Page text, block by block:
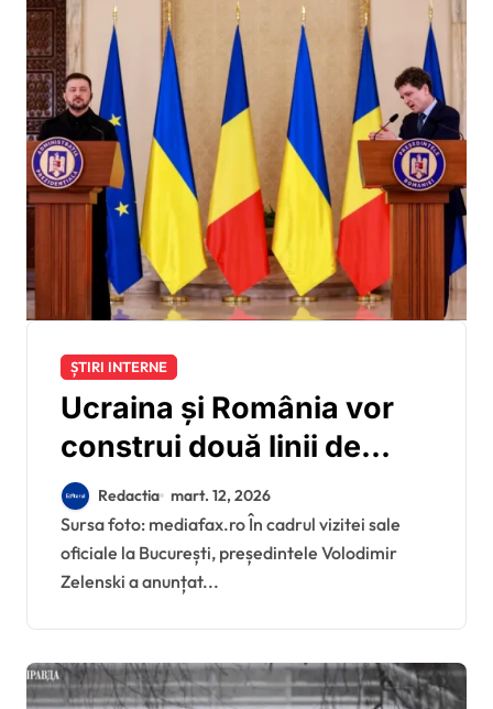
ȘTIRI INTERNE
Ucraina și România vor
construi două linii de
alimentare cu energie
electrică, anunță
Volodimir Zelenski
Redactia mart. 12, 2026
Sursa foto: mediafax.ro În cadrul vizitei sale
oficiale la București, președintele Volodimir
Zelenski a anunțat...